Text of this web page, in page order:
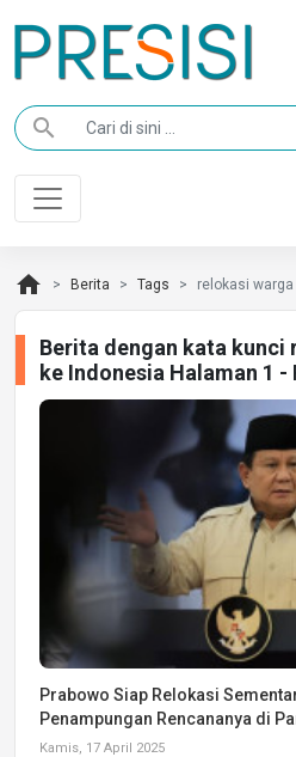
search
home Berita Tags relokasi
Berita dengan kata kunci
ke Indonesia Halaman 1 -
Prabowo Siap Relokasi
Penampungan Rencananya di
Kamis, 17 April 2025